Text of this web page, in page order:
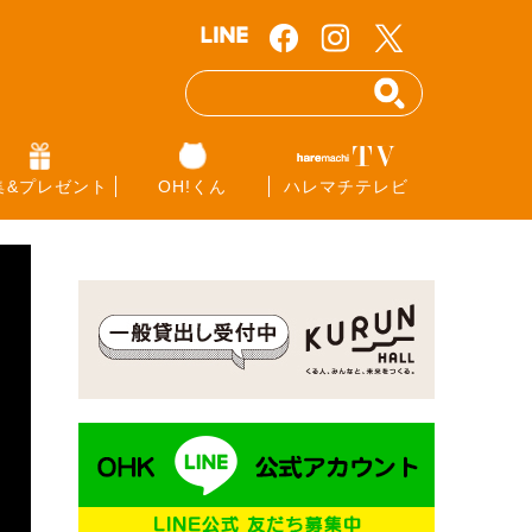
&プレゼント OH!くん ハレマチテレビ